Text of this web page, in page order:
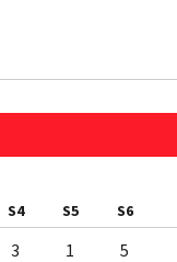
S4 S5 S6
3 1 5